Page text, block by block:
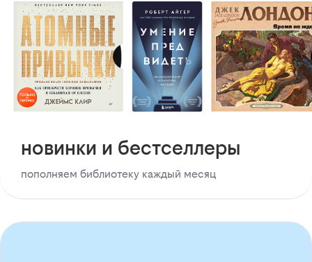
новинки и бестселлеры
пополняем библиотеку каждый месяц